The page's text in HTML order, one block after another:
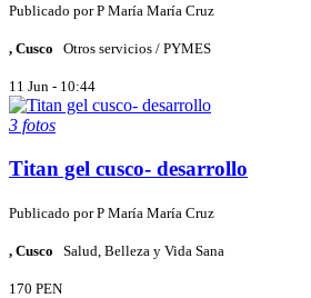
Publicado porP María María Cruz
, Cusco Otros servicios / PYMES
11 Jun - 10:44
3 fotos
Titan gel cusco- desarrollo
Publicado porP María María Cruz
, Cusco Salud, Belleza y Vida Sana
170 PEN